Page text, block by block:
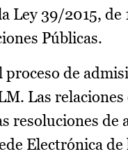
Ley 39/2015,
Públicas.
de
Las
resoluciones
Electrónica